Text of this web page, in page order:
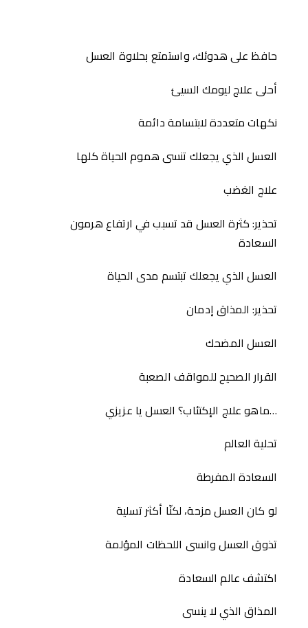
حافظ على هدوئك، واستمتع بحلاوة العسل
أحلى علاج ليومك السيئ
نكهات متعددة لابتسامة دائمة
العسل الذي يجعلك تنسى هموم الحياة كلها
علاج الغضب
تحذير: كثرة العسل قد تسبب في ارتفاع هرمون
السعادة
العسل الذي يجعلك تبتسم مدى الحياة
تحذير: المذاق إدمان
العسل المضحك
القرار الصحيح للمواقف الصعبة
ماهو علاج الإكتئاب؟ العسل يا عزيزي…
تحلية العالم
السعادة المفرطة
لو كان العسل مزحة، لكنّا أكثر تسلية
تذوق العسل وانسى اللحظات المؤلمة
اكتشف عالم السعادة
المذاق الذي لا ينسى